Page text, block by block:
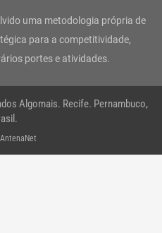
d
i
n
b
e
a
p
uma metodologia própria de
para a competitividade,
portes e atividades.
Algomais. Recife. Pernambuco,